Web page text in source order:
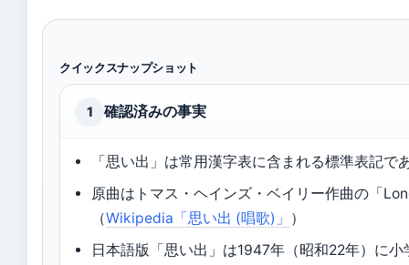
クイックスナップショット
1 確認済みの事実
「思い出」は常用漢字表に含まれる標準表記で
原曲はトマス・ヘインズ・ベイリー作曲の「
（Wikipedia「思い出 (唱歌)」 ）
日本語版「思い出」は1947年（昭和22年）に